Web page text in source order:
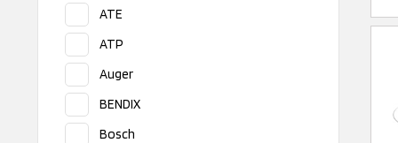
ATE
ATP
Auger
BENDIX
Bosch